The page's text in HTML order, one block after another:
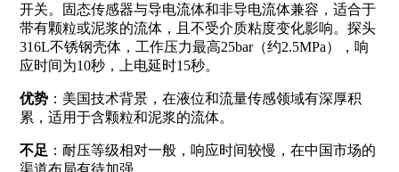
开关。固态传感器与导电流体和非导电流体兼容，适合于
带有颗粒或泥浆的流体，且不受介质粘度变化影响。探头
316L不锈钢壳体，工作压力最高25bar（约2.5MPa），响
应时间为10秒，上电延时15秒。
优势：美国技术背景，在液位和流量传感领域有深厚积
累，适用于含颗粒和泥浆的流体。
不足 ：耐压等级相对一般，响应时间较慢，在中国市场的